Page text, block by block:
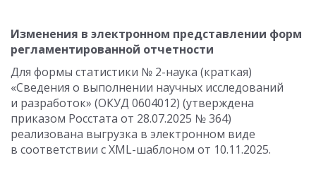
Изменения в электронном представлении форм
регламентированной отчетности
Для формы статистики № 2-наука (краткая)
«Сведения о выполнении научных исследований
и разработок» (ОКУД 0604012) (утверждена
приказом Росстата от 28.07.2025 № 364)
реализована выгрузка в электронном виде
в соответствии с XML-шаблоном от 10.11.2025.